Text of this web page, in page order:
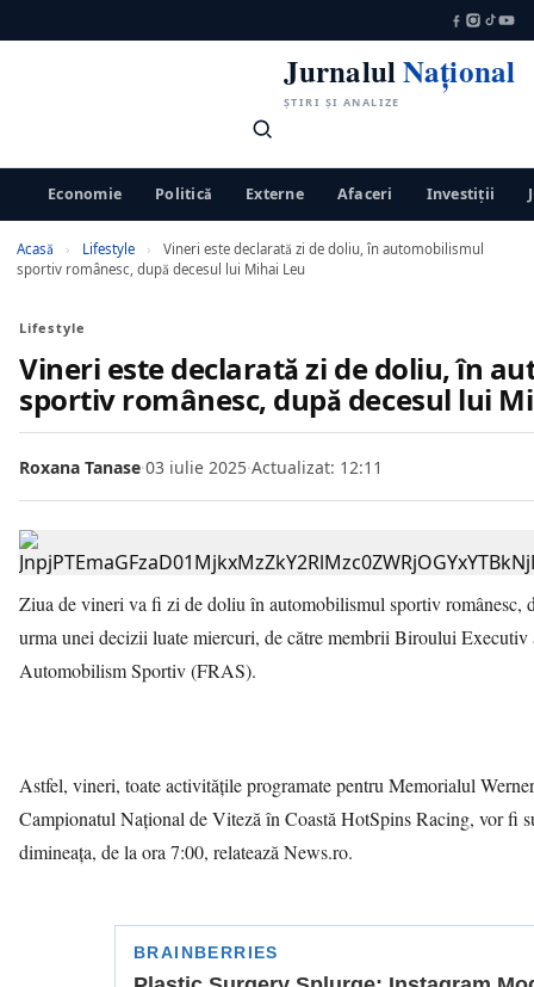
JurnalulNațional
ȘTIRI ȘI ANALIZE
Economie Politică Externe Afaceri Investiții
Acasă › Lifestyle ›
Vineri este declarată zi de doliu, în automobilismul
sportiv românesc, după decesul lui Mihai Leu
Lifestyle
Vineri este declarată zi de doliu, în
sportiv românesc, după decesul lui
Roxana Tanase·03 iulie 2025·Actualizat: 12:11
Ziua de vineri va fi zi de doliu în automobilismul sportiv românesc,
urma unei decizii luate miercuri, de către membrii Biroului Executiv
Automobilism Sportiv (FRAS).
Astfel, vineri, toate activităţile programate pentru Memorialul
Campionatul Naţional de Viteză în Coastă HotSpins Racing, vor fi
dimineaţa, de la ora 7:00, relatează News.ro.